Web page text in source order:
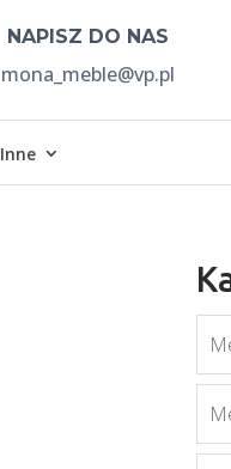
NAPISZ DO NAS
mona_meble@vp.pl
Inne